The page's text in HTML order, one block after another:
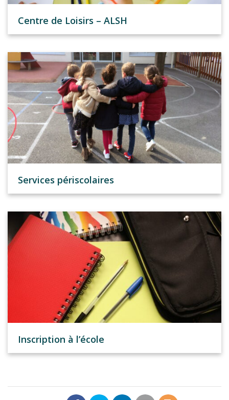
Centre de Loisirs – ALSH
Services périscolaires
Inscription à l’école